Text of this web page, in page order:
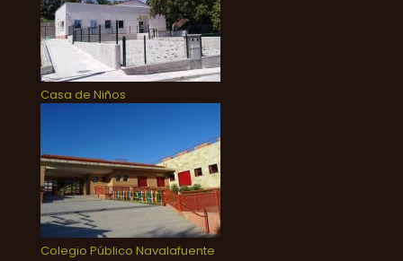
Casa de Niños
Colegio Público Navalafuente